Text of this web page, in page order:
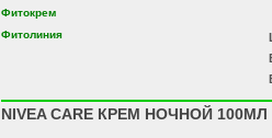
Фитокрем
Фитолиния
NIVEA CARE КРЕМ НОЧНОЙ 100МЛ